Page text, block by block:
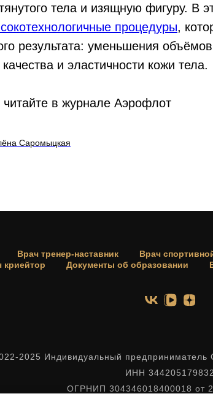
тела и изящную фигуру. В
процедуры,
результата: уменьшения
и эластичности кожи тела.
в журнале Аэрофлот
Саромыцкая
Врач тренер-наставник Врач
криейтор Документы об образовании
2025 Индивидуальный предприниматель
ИНН 344205179832
ОГРНИП 304346018400018 от 2